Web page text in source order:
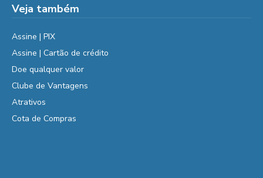
Veja também
Assine | PIX
Assine | Cartão de crédito
Doe qualquer valor
Clube de Vantagens
Atrativos
Cota de Compras